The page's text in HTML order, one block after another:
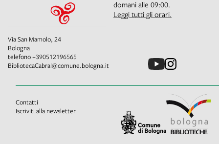
domani alle 09:00.
Leggi tutti gli orari.
Via San Mamolo, 24
Bologna
telefono+390512196565
BibliotecaCabral@comune.bologna.it
Contatti
Iscriviti alla newsletter